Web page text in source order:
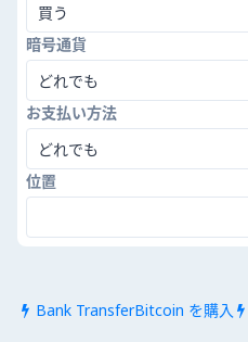
買う
暗号通貨
どれでも
お支払い方法
どれでも
位置
 Bank TransferBitcoin を購入 